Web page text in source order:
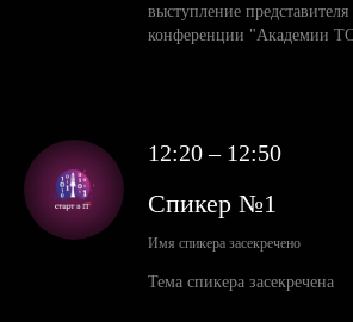
выступление представителя
конференции "Академии
12:20 – 12:50
Спикер №1
Имя спикера засекречено
Тема спикера засекречена